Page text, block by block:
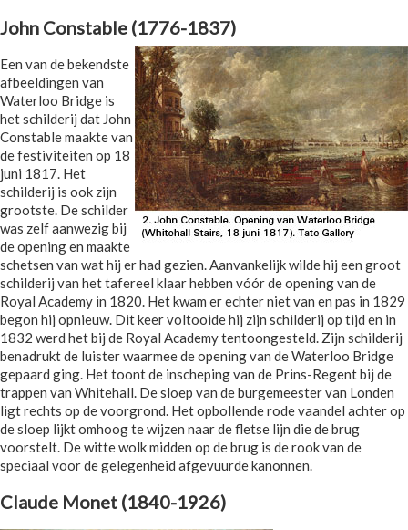
John Constable (1776-1837)
Een van de bekendste
afbeeldingen van
Waterloo Bridge is
het schilderij dat John
Constable maakte van
de festiviteiten op 18
juni 1817. Het
schilderij is ook zijn
grootste. De schilder
was zelf aanwezig bij
de opening en maakte
schetsen van wat hij er had gezien. Aanvankelijk wilde hij een groot
schilderij van het tafereel klaar hebben vóór de opening van de
Royal Academy in 1820. Het kwam er echter niet van en pas in 1829
begon hij opnieuw. Dit keer voltooide hij zijn schilderij op tijd en in
1832 werd het bij de Royal Academy tentoongesteld. Zijn schilderij
benadrukt de luister waarmee de opening van de Waterloo Bridge
gepaard ging. Het toont de inscheping van de Prins-Regent bij de
trappen van Whitehall. De sloep van de burgemeester van Londen
ligt rechts op de voorgrond. Het opbollende rode vaandel achter op
de sloep lijkt omhoog te wijzen naar de fletse lijn die de brug
voorstelt. De witte wolk midden op de brug is de rook van de
speciaal voor de gelegenheid afgevuurde kanonnen.
Claude Monet (1840-1926)